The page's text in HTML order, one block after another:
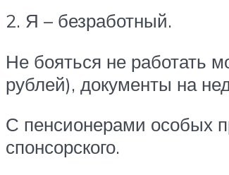
2. Я – безработный.
Не бояться не работать
рублей), документы на
С пенсионерами особых
спонсорского.